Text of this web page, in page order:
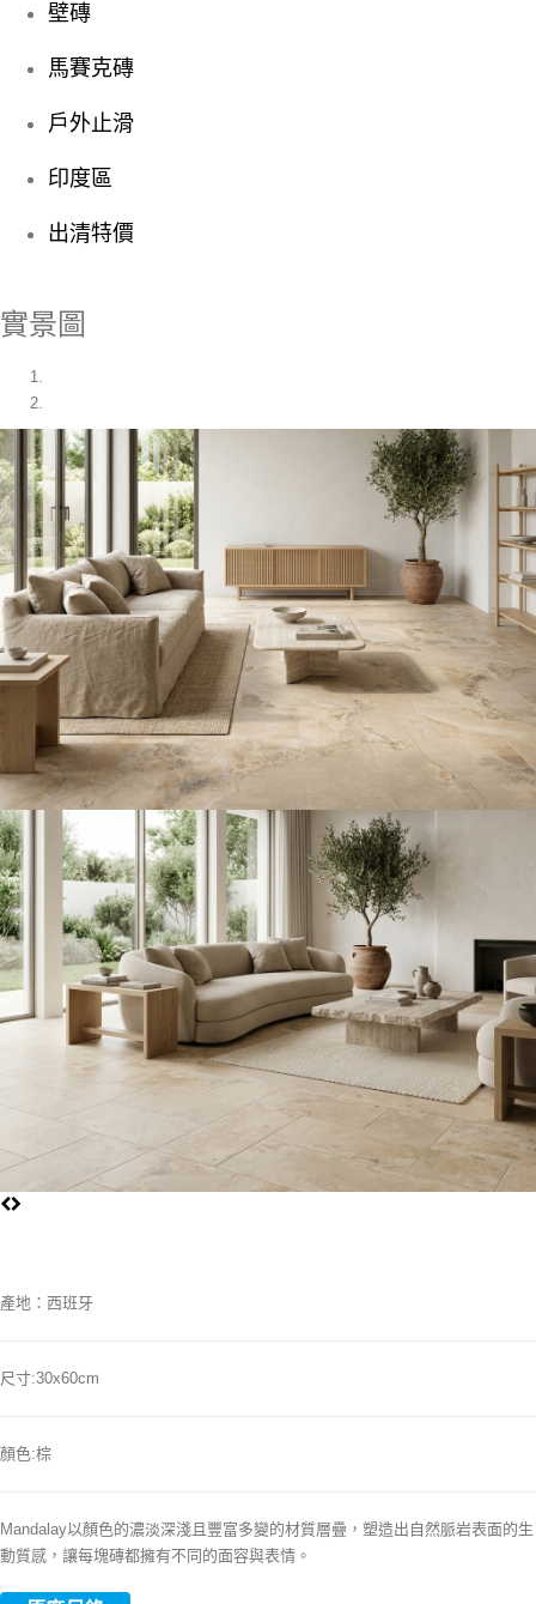
壁磚
馬賽克磚
戶外止滑
印度區
出清特價
實景圖
產地：西班牙
尺寸:30x60cm
顏色:棕
Mandalay以顏色的濃淡深淺且豐富多變的材質層疊，塑造出自然脈岩表面的生
動質感，讓每塊磚都擁有不同的面容與表情。